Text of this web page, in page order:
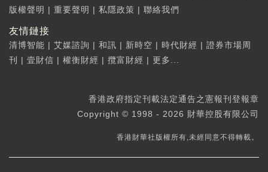
版權聲明 | 重要聲明 | 私隱政策 | 聯絡我們
友情鏈接
清博智能 | 艾媒諮詢 | 和訊 | 新時空 | 時代財經 | 證券市場周
刊
| 壹財信 | 權衡財經 | 攬富財經 | 更多...
香港政府指定刊載法定通告之憲報刊登報章
Copyright © 1998 - 2026 財華控股有限公司
香港財華社版權所有,未經同意不得轉載。